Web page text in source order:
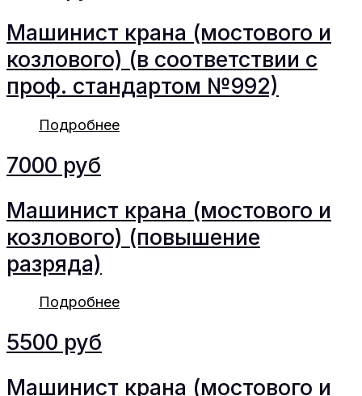
Машинист крана (мостового и
козлового) (в соответствии с
проф. стандартом №992)
Подробнее
7000 руб
Машинист крана (мостового и
козлового) (повышение
разряда)
Подробнее
5500 руб
Машинист крана (мостового и